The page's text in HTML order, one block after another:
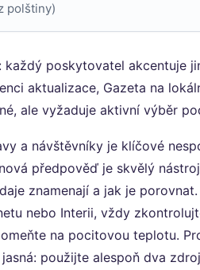
polštiny)
poskytovatel akcentuje
aktualizace, Gazeta na
ale vyžaduje aktivní výběr
a návštěvníky je klíčové
předpověď je skvělý
znamenají a jak je
nebo Interii, vždy
na pocitovou teplotu.
použijte alespoň dva